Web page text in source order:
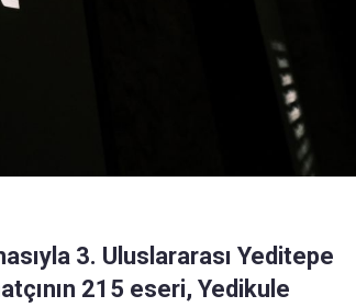
3. Uluslararası Yeditepe
215 eseri, Yedikule